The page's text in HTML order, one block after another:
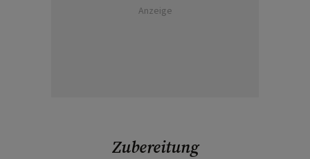
Anzeige
Zubereitung